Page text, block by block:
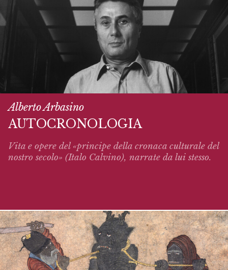
Alberto Arbasino
AUTOCRONOLOGIA
Vita e opere del «principe della cronaca culturale del
nostro secolo» (Italo Calvino), narrate da lui stesso.